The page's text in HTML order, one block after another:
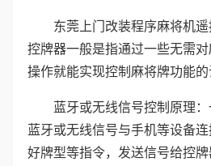
东莞上门改装程序麻将机
控牌器一般是指通过一些无需
操作就能实现控制麻将牌功能的
蓝牙或无线信号控制原理
蓝牙或无线信号与手机等设备
好牌型等指令，发送信号给控